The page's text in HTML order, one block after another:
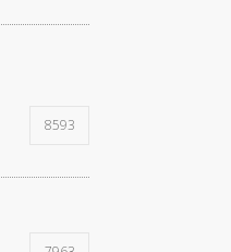
8593